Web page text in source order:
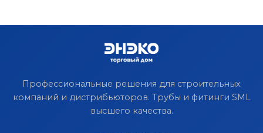
Профессиональные решения для строительных
компаний и дистрибьюторов. Трубы и фитинги SML
высшего качества.